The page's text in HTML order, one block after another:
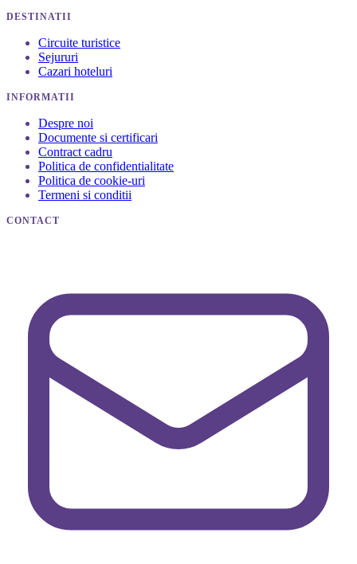
DESTINATII
Circuite turistice
Sejururi
Cazari hoteluri
INFORMATII
Despre noi
Documente si certificari
Contract cadru
Politica de confidentialitate
Politica de cookie-uri
Termeni si conditii
CONTACT